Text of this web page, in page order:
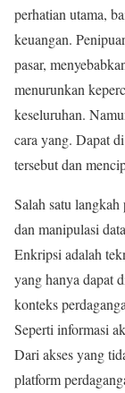
perhatian utama,
keuangan.
pasar,
menurunkan
keseluruhan.
cara yang. Dapat
tersebut dan
Salah satu
dan manipulasi
Enkripsi adalah
yang hanya dapat
konteks
Seperti informasi
Dari akses yang
platform